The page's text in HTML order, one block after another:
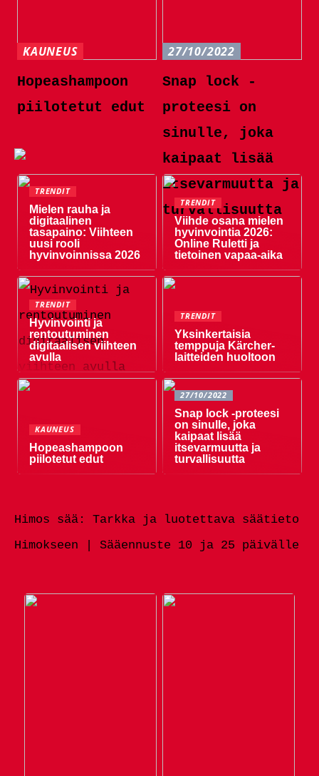
KAUNEUS
Hopeashampoon
piilotetut edut
27/10/2022
Snap lock -
proteesi on
sinulle, joka
kaipaat lisää
itsevarmuutta ja
turvallisuutta
TRENDIT
Mielen rauha ja
digitaalinen
tasapaino: Viihteen
uusi rooli
hyvinvoinnissa 2026
TRENDIT
Viihde osana mielen
hyvinvointia 2026:
Online Ruletti ja
tietoinen vapaa-aika
TRENDIT
Hyvinvointi ja
rentoutuminen
digitaalisen viihteen
avulla
TRENDIT
Yksinkertaisia ​​
temppuja Kärcher-
laitteiden huoltoon
KAUNEUS
Hopeashampoon
piilotetut edut
27/10/2022
Snap lock -proteesi
on sinulle, joka
kaipaat lisää
itsevarmuutta ja
turvallisuutta
Himos sää: Tarkka ja luotettava säätieto
Himokseen | Sääennuste 10 ja 25 päivälle